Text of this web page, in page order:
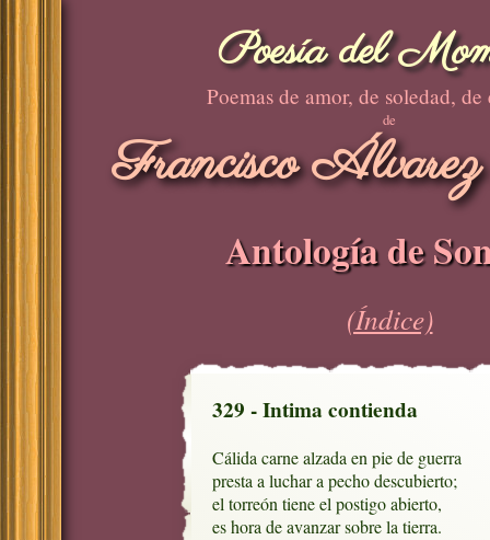
Poesía del
Poemas de amor, de soledad, de
de
Francisco
Antología de
(Índice)
329 - Intima contienda
Cálida carne alzada en pie de guerra
presta a luchar a pecho descubierto;
el torreón tiene el postigo abierto,
es hora de avanzar sobre la tierra.